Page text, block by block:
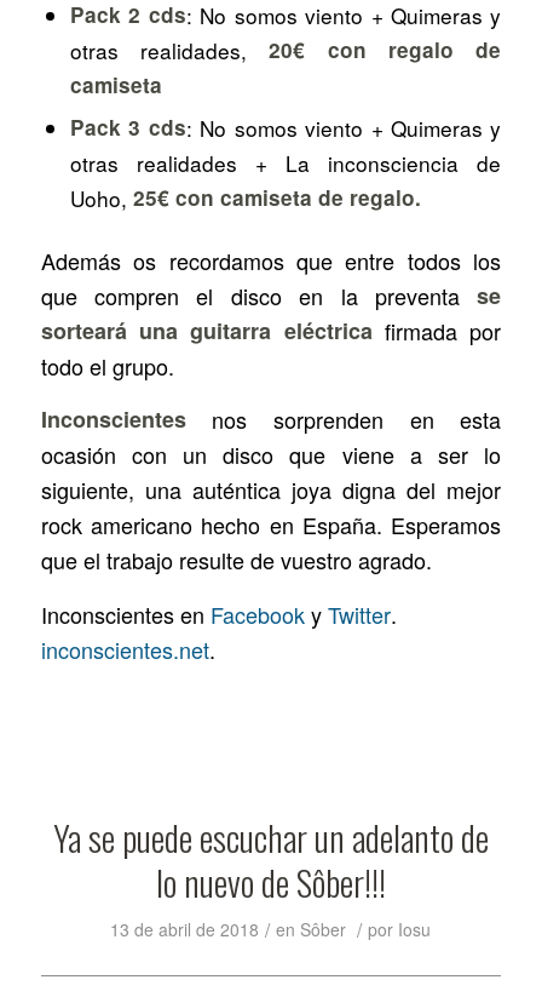
Pack 2 cds: No somos viento + Quimeras y
otras realidades,20€ con regalo de
camiseta
Pack 3 cds: No somos viento + Quimeras y
otras realidades + La inconsciencia de
Uoho, 25€ con camiseta de regalo.
Además os recordamos que entre todos los
que compren el disco en la preventase
sorteará una guitarra eléctricafirmada por
todo el grupo.
Inconscientesnos sorprenden en esta
ocasión con un disco que viene a ser lo
siguiente, una auténtica joya digna del mejor
rock americano hecho en España. Esperamos
que el trabajo resulte de vuestro agrado.
Inconscientes en FacebookyTwitter.
inconscientes.net.
Ya se puede escuchar un adelanto de
lo nuevo de Sôber!!!
13 de abril de 2018 / en Sôber / por Iosu